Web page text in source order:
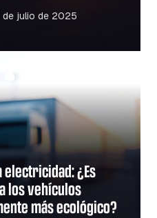
de julio de 2025
¿Es
los vehículos
más ecológico?